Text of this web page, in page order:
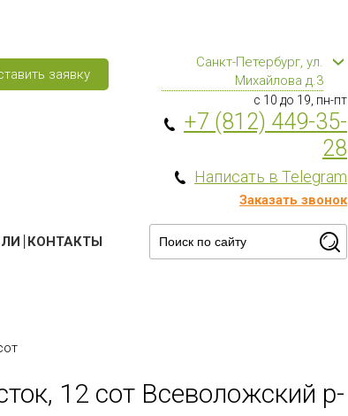
заявку
Санкт-Петербург, ул.
Михайлова д.3
с 10 до 19, пн-пт
+7 (812) 449-35-
28
Написать в Telegram
Заказать звонок
КОНТАКТЫ
12 сот Всеволожский р-